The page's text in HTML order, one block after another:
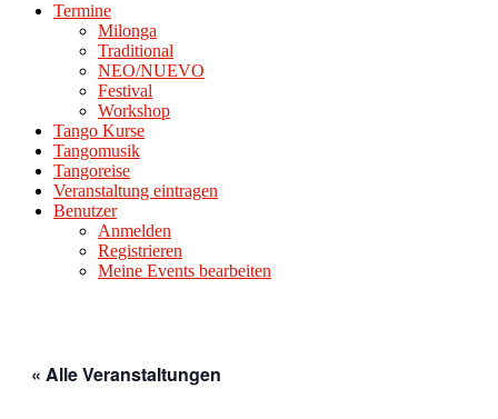
Termine
Milonga
Traditional
NEO/NUEVO
Festival
Workshop
Tango Kurse
Tangomusik
Tangoreise
Veranstaltung eintragen
Benutzer
Anmelden
Registrieren
Meine Events bearbeiten
« Alle Veranstaltungen